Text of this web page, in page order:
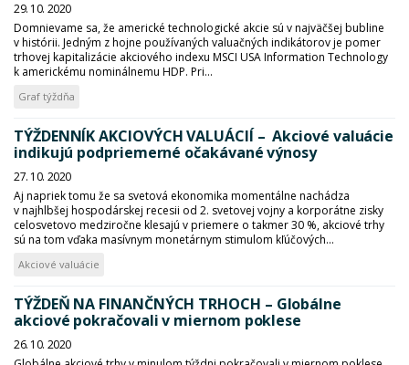
29. 10. 2020
Domnievame sa, že americké technologické akcie sú v najväčšej bubline
v histórii. Jedným z hojne používaných valuačných indikátorov je pomer
trhovej kapitalizácie akciového indexu MSCI USA Information Technology
k americkému nominálnemu HDP. Pri...
Graf týždňa
TÝŽDENNÍK AKCIOVÝCH VALUÁCIÍ – Akciové valuácie
indikujú podpriemerné očakávané výnosy
27. 10. 2020
Aj napriek tomu že sa svetová ekonomika momentálne nachádza
v najhlbšej hospodárskej recesii od 2. svetovej vojny a korporátne zisky
celosvetovo medziročne klesajú v priemere o takmer 30 %, akciové trhy
sú na tom vďaka masívnym monetárnym stimulom kľúčových...
Akciové valuácie
TÝŽDEŇ NA FINANČNÝCH TRHOCH – Globálne
akciové pokračovali v miernom poklese
26. 10. 2020